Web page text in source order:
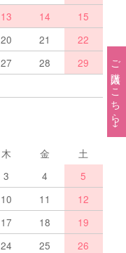
ご購入はこちら→
13 14
15
20 21
22
27 28
29
木 金
土
3 4
5
10 11
12
17 18
19
24 25
26